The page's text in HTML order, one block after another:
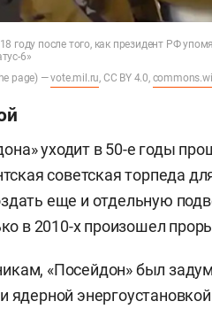
году после того, как президент РФ
6»
page) —vote.mil.ru, CC BY 4.0,
уходит в 50-е годы
советская торпеда
еще и отдельную
в 2010-х произошел
«Посейдон» был
ядерной